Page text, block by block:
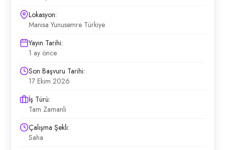
Lokasyon:
Manisa Yunusemre Türkiye
Yayın Tarihi:
1 ay önce
Son Başvuru Tarihi:
17 Ekim 2026
İş Türü:
Tam Zamanlı
Çalışma Şekli:
Saha